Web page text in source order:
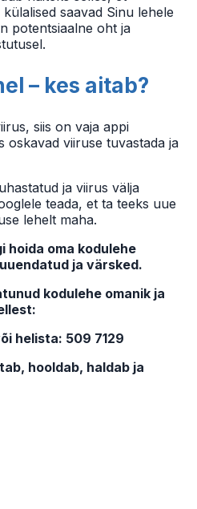
saavad Sinu lehele
potentsiaalne oht ja
– kes aitab?
siis on vaja appi
oskavad viiruse tuvastada ja
ja viirus välja
teada, et ta teeks uue
lehelt maha.
hoida oma kodulehe
ja värsked.
kodulehe omanik ja
helista: 509 7129
hooldab, haldab ja